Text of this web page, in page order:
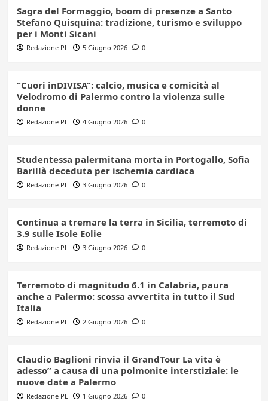
Sagra del Formaggio, boom di presenze a Santo
Stefano Quisquina: tradizione, turismo e sviluppo
per i Monti Sicani
Redazione PL 5 Giugno 2026 0
“Cuori inDIVISA”: calcio, musica e comicità al
Velodromo di Palermo contro la violenza sulle
donne
Redazione PL 4 Giugno 2026 0
Studentessa palermitana morta in Portogallo, Sofia
Barillà deceduta per ischemia cardiaca
Redazione PL 3 Giugno 2026 0
Continua a tremare la terra in Sicilia, terremoto di
3.9 sulle Isole Eolie
Redazione PL 3 Giugno 2026 0
Terremoto di magnitudo 6.1 in Calabria, paura
anche a Palermo: scossa avvertita in tutto il Sud
Italia
Redazione PL 2 Giugno 2026 0
Claudio Baglioni rinvia il GrandTour La vita è
adesso” a causa di una polmonite interstiziale: le
nuove date a Palermo
Redazione PL 1 Giugno 2026 0